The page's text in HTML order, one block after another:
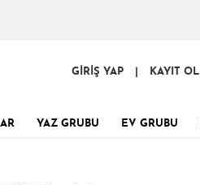
GİRİŞ YAP KAYIT OL
YAZ GRUBU EV GRUBU